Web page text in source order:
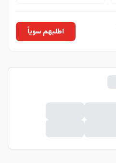
اطلبهم سوياً